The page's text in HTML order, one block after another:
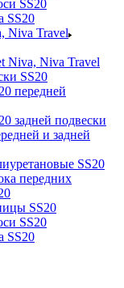
SS20
SS20
Niva Travel
Niva, Niva Travel
SS20
передней
задней подвески
и задней
SS20
передних
SS20
SS20
SS20